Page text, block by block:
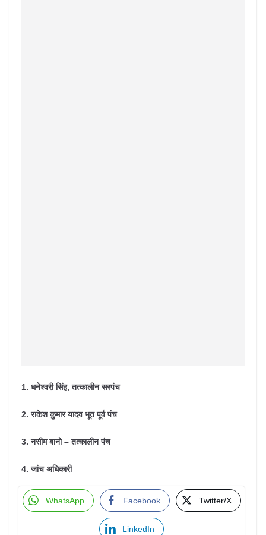
1. धनेश्वरी सिंह, तत्कालीन सरपंच
2. राकेश कुमार यादव भूत पूर्व पंच
3. नसीम बानो – तत्कालीन पंच
4. जांच अधिकारी
WhatsApp Facebook Twitter/X
LinkedIn